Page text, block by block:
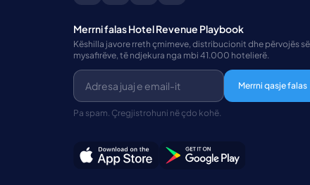
Merrni falas Hotel Revenue Playbook
Këshilla javore rreth çmimeve, distribucionit dhe përvojës së
mysafirëve, të ndjekura nga mbi 41.000 hotelierë.
Merrni qasje falas
Pa spam. Çregjistrohuni në çdo kohë.